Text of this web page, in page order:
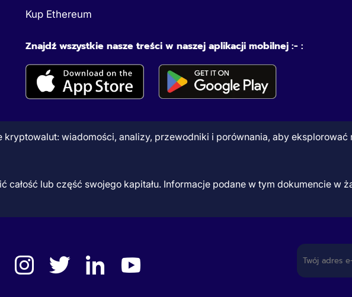
Kup Ethereum
Znajdź wszystkie nasze treści w naszej aplikacji mobilnej :- :
wiadomości, analizy, przewodniki i porównania, aby
całość lub część swojego kapitału. Informacje podane w tym dokumencie